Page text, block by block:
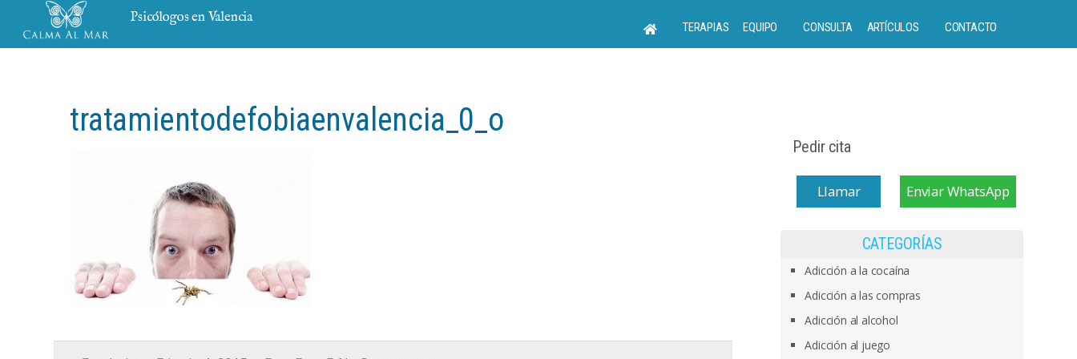
Psicólogos en Valencia
TERAPIAS EQUIPO CONSULTA ARTÍCULOS CONTACTO
tratamientodefobiaenvalencia_0_o
Pedir cita
Llamar Enviar WhatsApp
CATEGORÍAS
Adicción a la cocaína
Adicción a las compras
Adicción al alcohol
Adicción al juego